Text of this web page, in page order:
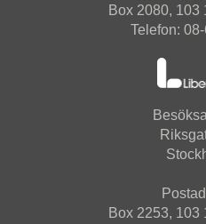
Box 2080, 103
Telefon:
Box 2253, 103